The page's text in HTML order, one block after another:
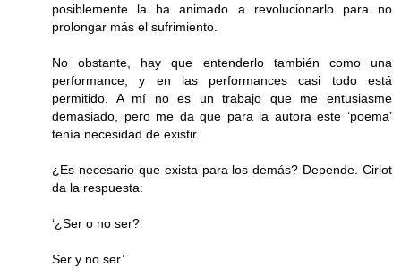
posiblemente la ha animado a revolucionarlo para no
prolongar más el sufrimiento.
No obstante, hay que entenderlo también como una
performance, y en las performances casi todo está
permitido. A mí no es un trabajo que me entusiasme
demasiado, pero me da que para la autora este ‘poema’
tenía necesidad de existir.
¿Es necesario que exista para los demás? Depende. Cirlot
da la respuesta:
‘¿Ser o no ser?
Ser y no ser’